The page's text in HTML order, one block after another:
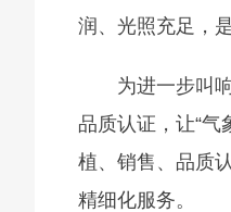
润、光照充足，
为进一步叫
品质认证，让“
植、销售、品质
精细化服务。